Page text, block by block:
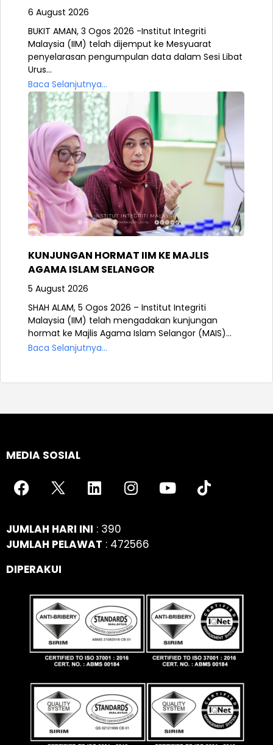
6 August 2026
BUKIT AMAN, 3 Ogos 2026 -Institut Integriti
Malaysia (IIM) telah dijemput ke Mesyuarat
penyelarasan pengumpulan data dalam Sesi Libat
Urus...
Baca Selanjutnya...
KUNJUNGAN HORMAT IIM KE MAJLIS
AGAMA ISLAM SELANGOR
5 August 2026
SHAH ALAM, 5 Ogos 2026 – Institut Integriti
Malaysia (IIM) telah mengadakan kunjungan
hormat ke Majlis Agama Islam Selangor (MAIS)...
Baca Selanjutnya...
MEDIA SOSIAL
JUMLAH HARI INI : 390
JUMLAH PELAWAT : 472566
DIPERAKUI